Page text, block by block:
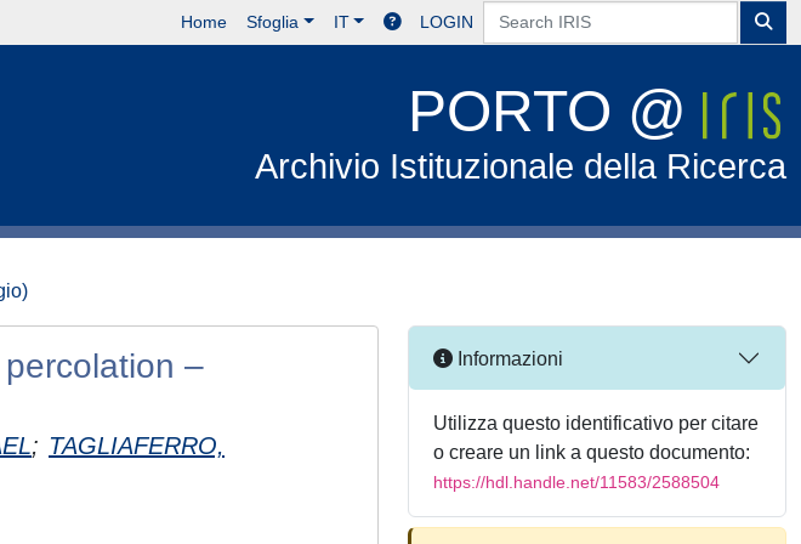
Home Sfoglia IT LOGIN
PORTO @
Archivio Istituzionale della Ricerca
–
; TAGLIAFERRO,
Informazioni
Utilizza questo identificativo per citare
o creare un link a questo documento:
https://hdl.handle.net/11583/2588504